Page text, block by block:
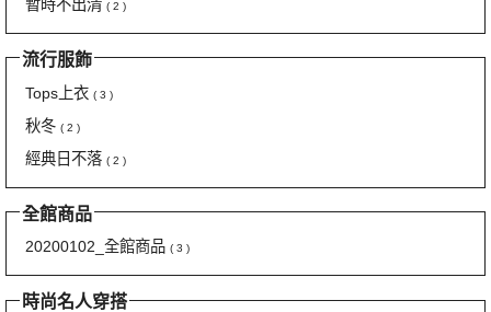
暫時不出清 ( 2 )
流行服飾
Tops上衣 ( 3 )
秋冬 ( 2 )
經典日不落 ( 2 )
全館商品
20200102_全館商品 ( 3 )
時尚名人穿搭